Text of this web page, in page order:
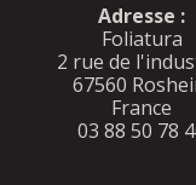
Adresse :
Foliatura
2 rue de
67560
France
03 88 50 78